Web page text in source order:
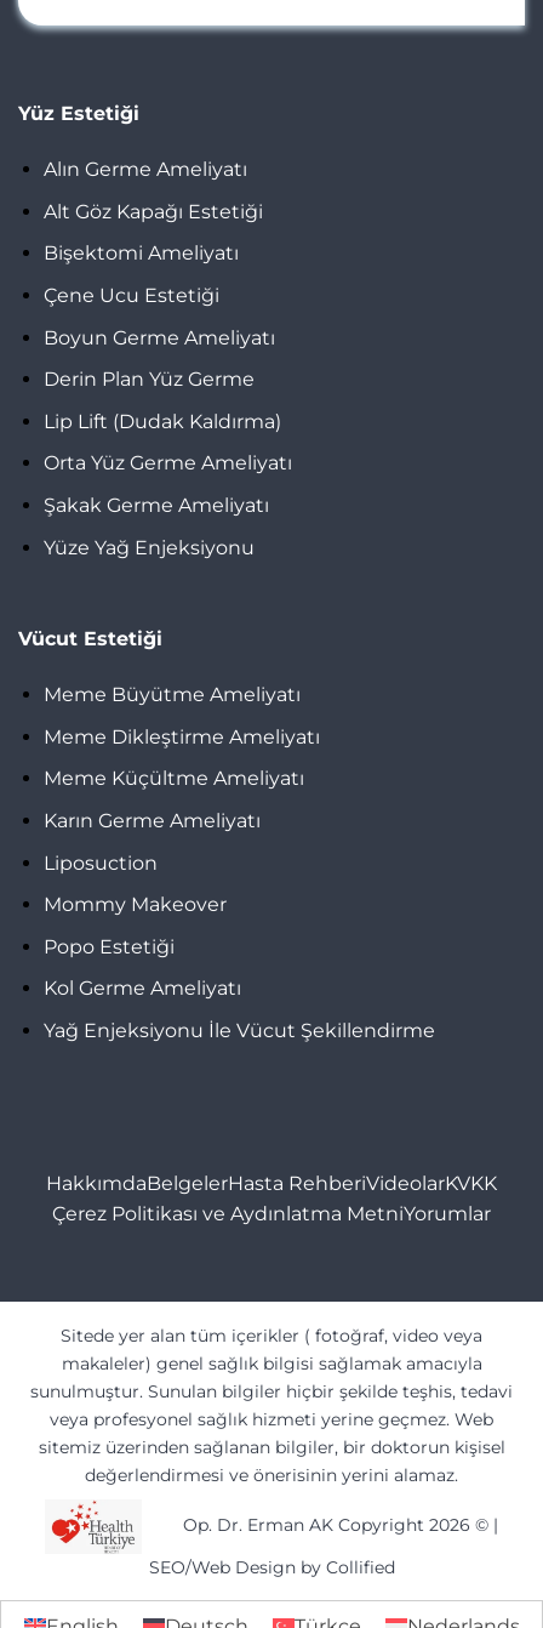
Yüz Estetiği
Alın Germe Ameliyatı
Alt Göz Kapağı Estetiği
Bişektomi Ameliyatı
Çene Ucu Estetiği
Boyun Germe Ameliyatı
Derin Plan Yüz Germe
Lip Lift (Dudak Kaldırma)
Orta Yüz Germe Ameliyatı
Şakak Germe Ameliyatı
Yüze Yağ Enjeksiyonu
Vücut Estetiği
Meme Büyütme Ameliyatı
Meme Dikleştirme Ameliyatı
Meme Küçültme Ameliyatı
Karın Germe Ameliyatı
Liposuction
Mommy Makeover
Popo Estetiği
Kol Germe Ameliyatı
Yağ Enjeksiyonu İle Vücut Şekillendirme
HakkımdaBelgelerHasta RehberiVideolarKVKK
Çerez Politikası ve Aydınlatma MetniYorumlar
Sitede yer alan tüm içerikler ( fotoğraf, video veya
makaleler) genel sağlık bilgisi sağlamak amacıyla
sunulmuştur. Sunulan bilgiler hiçbir şekilde teşhis, tedavi
veya profesyonel sağlık hizmeti yerine geçmez. Web
sitemiz üzerinden sağlanan bilgiler, bir doktorun kişisel
değerlendirmesi ve önerisinin yerini alamaz.
Op. Dr. Erman AK Copyright 2026 © |
SEO/Web Design by Collified